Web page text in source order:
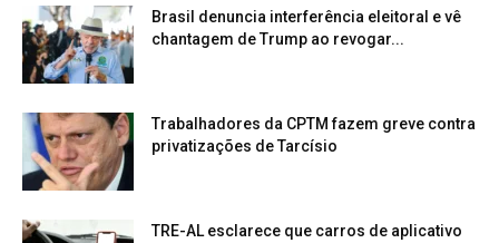
Brasil denuncia interferência eleitoral e vê
chantagem de Trump ao revogar...
Trabalhadores da CPTM fazem greve contra
privatizações de Tarcísio
TRE-AL esclarece que carros de aplicativo